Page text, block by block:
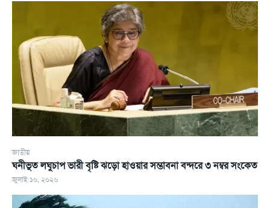
জাতীয়
ঘনীভূত লঘুচাপ ভারী বৃষ্টি ঝড়ো হাওয়ার সম্ভাবনা বন্দরে ৩ নম্বর সংকেত
জুলাই ১৬, ২০২৬